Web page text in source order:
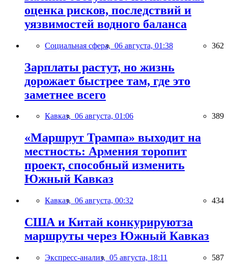
оценка рисков, последствий и
уязвимостей водного баланса
Социальная сфера, 06 августа, 01:38 362
Зарплаты растут, но жизнь
дорожает быстрее там, где это
заметнее всего
Кавказ, 06 августа, 01:06 389
«Маршрут Трампа» выходит на
местность: Армения торопит
проект, способный изменить
Южный Кавказ
Кавказ, 06 августа, 00:32 434
США и Китай конкурируютза
маршруты через Южный Кавказ
Экспресс-анализ, 05 августа, 18:11 587